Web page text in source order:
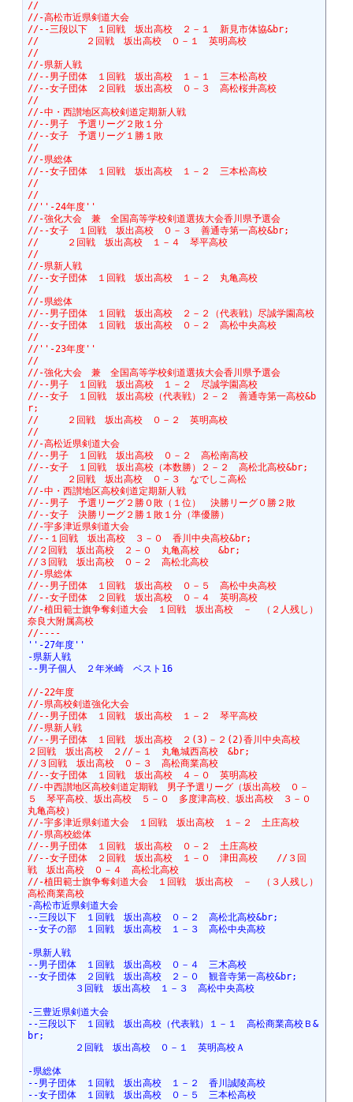
//
//-高松市近県剣道大会
//--三段以下　１回戦　坂出高校　２－１　新見市体協&br;
//　　　　　２回戦　坂出高校　０－１　英明高校
//
//-県新人戦
//--男子団体　１回戦　坂出高校　１－１　三本松高校
//--女子団体　２回戦　坂出高校　０－３　高松桜井高校
//
//-中・西讃地区高校剣道定期新人戦
//--男子　予選リーグ２敗１分
//--女子　予選リーグ１勝１敗
//
//-県総体
//--女子団体　１回戦　坂出高校　１－２　三本松高校
//
//
//''-24年度''
//-強化大会　兼　全国高等学校剣道選抜大会香川県予選会
//--女子　１回戦　坂出高校　０－３　善通寺第一高校&br;
//　　　２回戦　坂出高校　１－４　琴平高校
//
//-県新人戦
//--女子団体　１回戦　坂出高校　１－２　丸亀高校
//
//-県総体
//--男子団体　１回戦　坂出高校　２－２（代表戦）尽誠学園高校
//--女子団体　１回戦　坂出高校　０－２　高松中央高校
//
//''-23年度''
//
//-強化大会　兼　全国高等学校剣道選抜大会香川県予選会
//--男子　１回戦　坂出高校　１－２　尽誠学園高校
//--女子　１回戦　坂出高校（代表戦）２－２　善通寺第一高校&b
r;
//　　　２回戦　坂出高校　０－２　英明高校
//
//-高松近県剣道大会
//--男子　１回戦　坂出高校　０－２　高松南高校
//--女子　１回戦　坂出高校（本数勝）２－２　高松北高校&br;
//　　　２回戦　坂出高校　０－３　なでしこ高松
//-中・西讃地区高校剣道定期新人戦
//--男子　予選リーグ２勝０敗（１位）　決勝リーグ０勝２敗
//--女子　決勝リーグ２勝１敗１分（準優勝）
//-宇多津近県剣道大会
//--１回戦　坂出高校　３－０　香川中央高校&br;
//２回戦　坂出高校　２－０　丸亀高校　　&br;
//３回戦　坂出高校　０－２　高松北高校
//-県総体
//--男子団体　１回戦　坂出高校　０－５　高松中央高校
//--女子団体　２回戦　坂出高校　０－４　英明高校
//-植田範士旗争奪剣道大会　１回戦　坂出高校　－　（２人残し）
奈良大附属高校
//----
''-27年度''
-県新人戦
--男子個人　２年米崎　ベスト16
//-22年度
//-県高校剣道強化大会
//--男子団体　１回戦　坂出高校　１－２　琴平高校
//-県新人戦
//--男子団体　１回戦　坂出高校　２(3)－２(2)香川中央高校
２回戦　坂出高校　２//－１　丸亀城西高校　&br;
//３回戦　坂出高校　０－３　高松商業高校
//--女子団体　１回戦　坂出高校　４－０　英明高校
//-中西讃地区高校剣道定期戦　男子予選リーグ（坂出高校　０－
５　琴平高校、坂出高校　５－０　多度津高校、坂出高校　３－０
丸亀高校）
//-宇多津近県剣道大会　１回戦　坂出高校　１－２　土庄高校
//-県高校総体
//--男子団体　１回戦　坂出高校　０－２　土庄高校
//--女子団体　２回戦　坂出高校　１－０　津田高校　　//３回
戦　坂出高校　０－４　高松北高校
//-植田範士旗争奪剣道大会　１回戦　坂出高校　－　（３人残し）
高松商業高校
-高松市近県剣道大会
--三段以下　１回戦　坂出高校　０－２　高松北高校&br;
--女子の部　１回戦　坂出高校　１－３　高松中央高校
-県新人戦
--男子団体　１回戦　坂出高校　０－４　三木高校
--女子団体　２回戦　坂出高校　２－０　観音寺第一高校&br;
３回戦　坂出高校　１－３　高松中央高校
-三豊近県剣道大会
--三段以下　１回戦　坂出高校（代表戦）１－１　高松商業高校Ｂ&
br;
２回戦　坂出高校　０－１　英明高校Ａ
-県総体
--男子団体　１回戦　坂出高校　１－２　香川誠陵高校
--女子団体　１回戦　坂出高校　０－５　三本松高校